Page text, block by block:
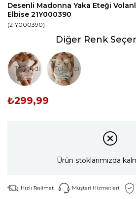
Desenli Madonna Yaka Eteği
Elbise 21Y000390
(21Y000390)
Diğer Renk
Tükendi Tükendi
₺299,99
Ürün stoklarımızda
Hızlı Teslimat Müşteri Hizmetleri